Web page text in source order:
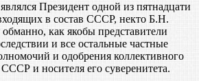
Президент одной из пятнадцати
в состав СССР, некто Б.Н.
как якобы представители
и все остальные частные
и одобрения коллективного
и носителя его суверенитета.